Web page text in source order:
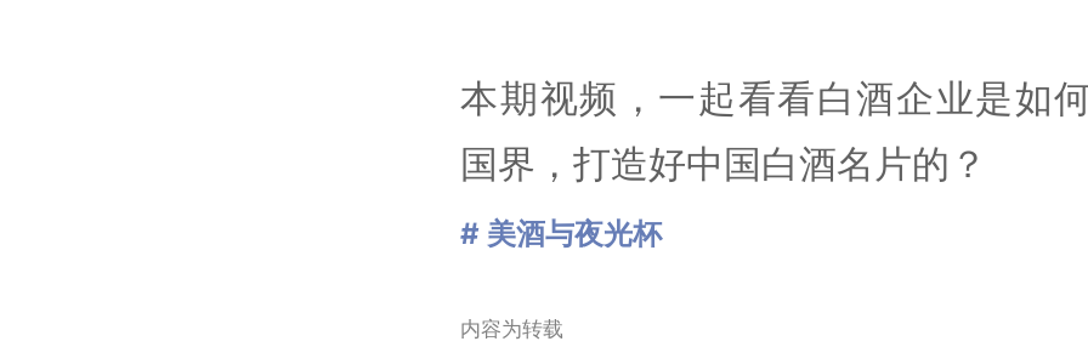
本期视频，一起看看白酒企业是如
国界，打造好中国白酒名片的？
# 美酒与夜光杯
内容为转载